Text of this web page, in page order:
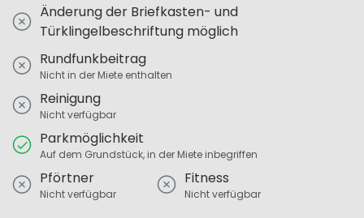
Änderung der Briefkasten- und
Türklingelbeschriftung möglich
Rundfunkbeitrag
Nicht in der Miete enthalten
Reinigung
Nicht verfügbar
Parkmöglichkeit
Auf dem Grundstück, in der Miete inbegriffen
Pförtner
Nicht verfügbar
Fitness
Nicht verfügbar